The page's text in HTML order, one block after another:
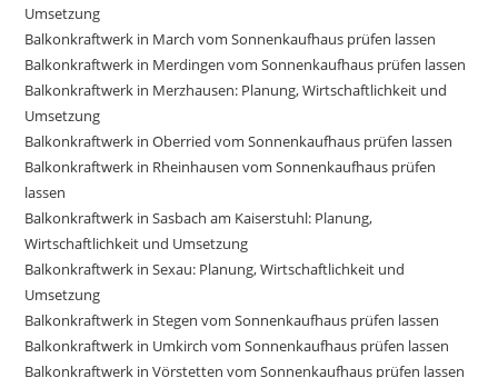
Umsetzung
Balkonkraftwerk in March vom Sonnenkaufhaus prüfen lassen
Balkonkraftwerk in Merdingen vom Sonnenkaufhaus prüfen lassen
Balkonkraftwerk in Merzhausen: Planung, Wirtschaftlichkeit und
Umsetzung
Balkonkraftwerk in Oberried vom Sonnenkaufhaus prüfen lassen
Balkonkraftwerk in Rheinhausen vom Sonnenkaufhaus prüfen
lassen
Balkonkraftwerk in Sasbach am Kaiserstuhl: Planung,
Wirtschaftlichkeit und Umsetzung
Balkonkraftwerk in Sexau: Planung, Wirtschaftlichkeit und
Umsetzung
Balkonkraftwerk in Stegen vom Sonnenkaufhaus prüfen lassen
Balkonkraftwerk in Umkirch vom Sonnenkaufhaus prüfen lassen
Balkonkraftwerk in Vörstetten vom Sonnenkaufhaus prüfen lassen